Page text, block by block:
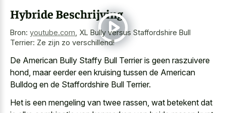
Hybride Beschrijving
Bron: youtube.com XL Bully versus Staffordshire Bull
Terrier: Ze zijn zo verschillend!
De American Bully Staffy Bull Terrier is geen raszuivere
hond, maar eerder een kruising tussen de American
Bulldog en de Staffordshire Bull Terrier.
Het is een mengeling van twee rassen, wat betekent dat